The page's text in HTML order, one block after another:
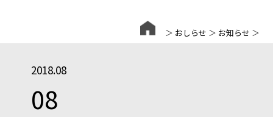
＞ おしらせ ＞ お知らせ ＞
2018.08
08